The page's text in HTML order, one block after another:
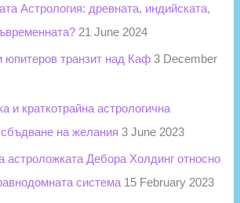
Астрология: древната, индийската,
21 June 2024
юпитеров транзит над Каф 3 December
и краткотрайна астрологична
на желания 3 June 2023
астроложката Дебора Холдинг относно
система 15 February 2023